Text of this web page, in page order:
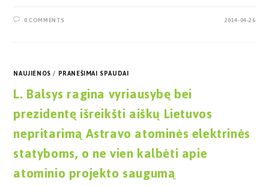
0 COMMENTS 2014-04-26
NAUJIENOS/ PRANEŠIMAI SPAUDAI
L. Balsys ragina vyriausybę bei
prezidentę išreikšti aiškų Lietuvos
nepritarimą Astravo atominės elektrinės
statyboms, o ne vien kalbėti apie
atominio projekto saugumą